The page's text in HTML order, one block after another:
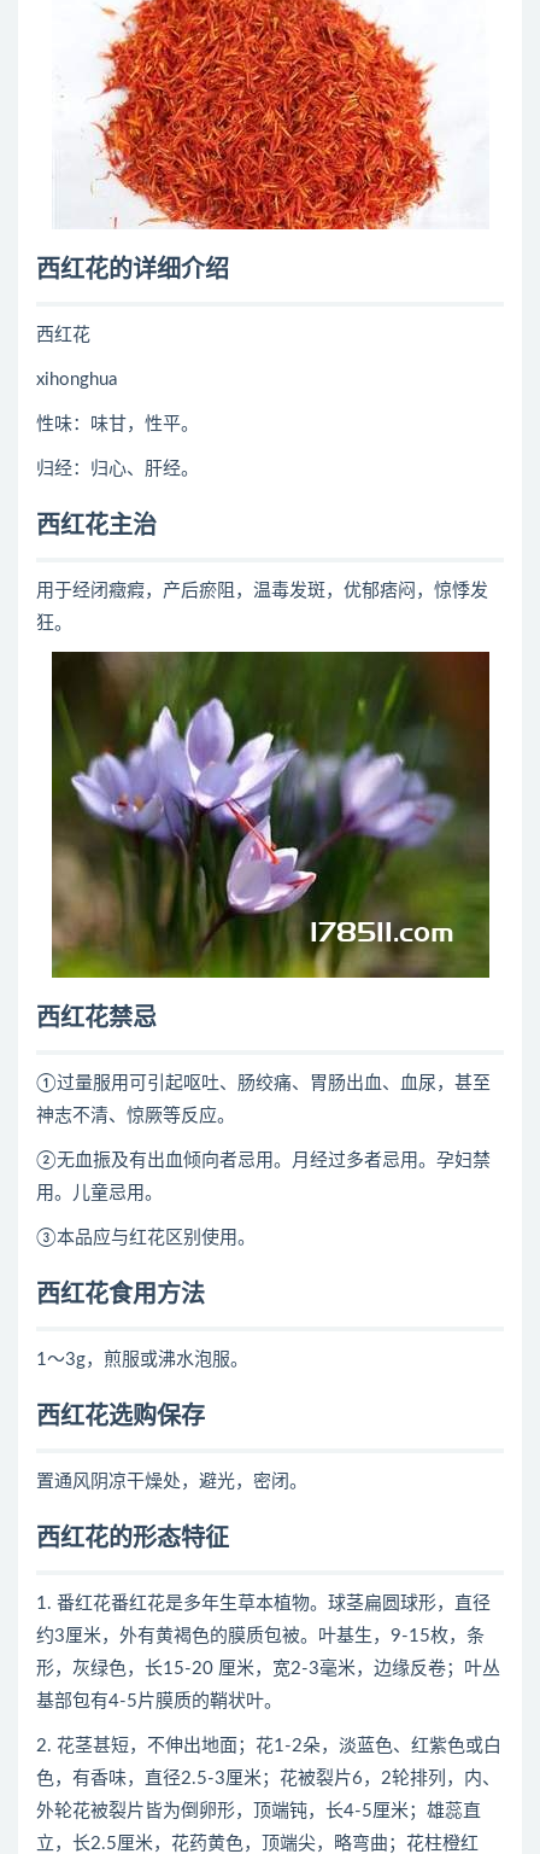
西红花的详细介绍
西红花
xihonghua
性味：味甘，性平。
归经：归心、肝经。
西红花主治
用于经闭癥瘕，产后瘀阻，温毒发斑，优郁痞闷，惊悸发
狂。
西红花禁忌
①过量服用可引起呕吐、肠绞痛、胃肠出血、血尿，甚至
神志不清、惊厥等反应。
②无血振及有出血倾向者忌用。月经过多者忌用。孕妇禁
用。儿童忌用。
③本品应与红花区别使用。
西红花食用方法
1～3g，煎服或沸水泡服。
西红花选购保存
置通风阴凉干燥处，避光，密闭。
西红花的形态特征
1. 番红花番红花是多年生草本植物。球茎扁圆球形，直径
约3厘米，外有黄褐色的膜质包被。叶基生，9-15枚，条
形，灰绿色，长15-20 厘米，宽2-3毫米，边缘反卷；叶丛
基部包有4-5片膜质的鞘状叶。
2. 花茎甚短，不伸出地面；花1-2朵，淡蓝色、红紫色或白
色，有香味，直径2.5-3厘米；花被裂片6，2轮排列，内、
外轮花被裂片皆为倒卵形，顶端钝，长4-5厘米；雄蕊直
立，长2.5厘米，花药黄色，顶端尖，略弯曲；花柱橙红